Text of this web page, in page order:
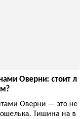
Оверни: стоит л
Оверни — это не
Тишина на в